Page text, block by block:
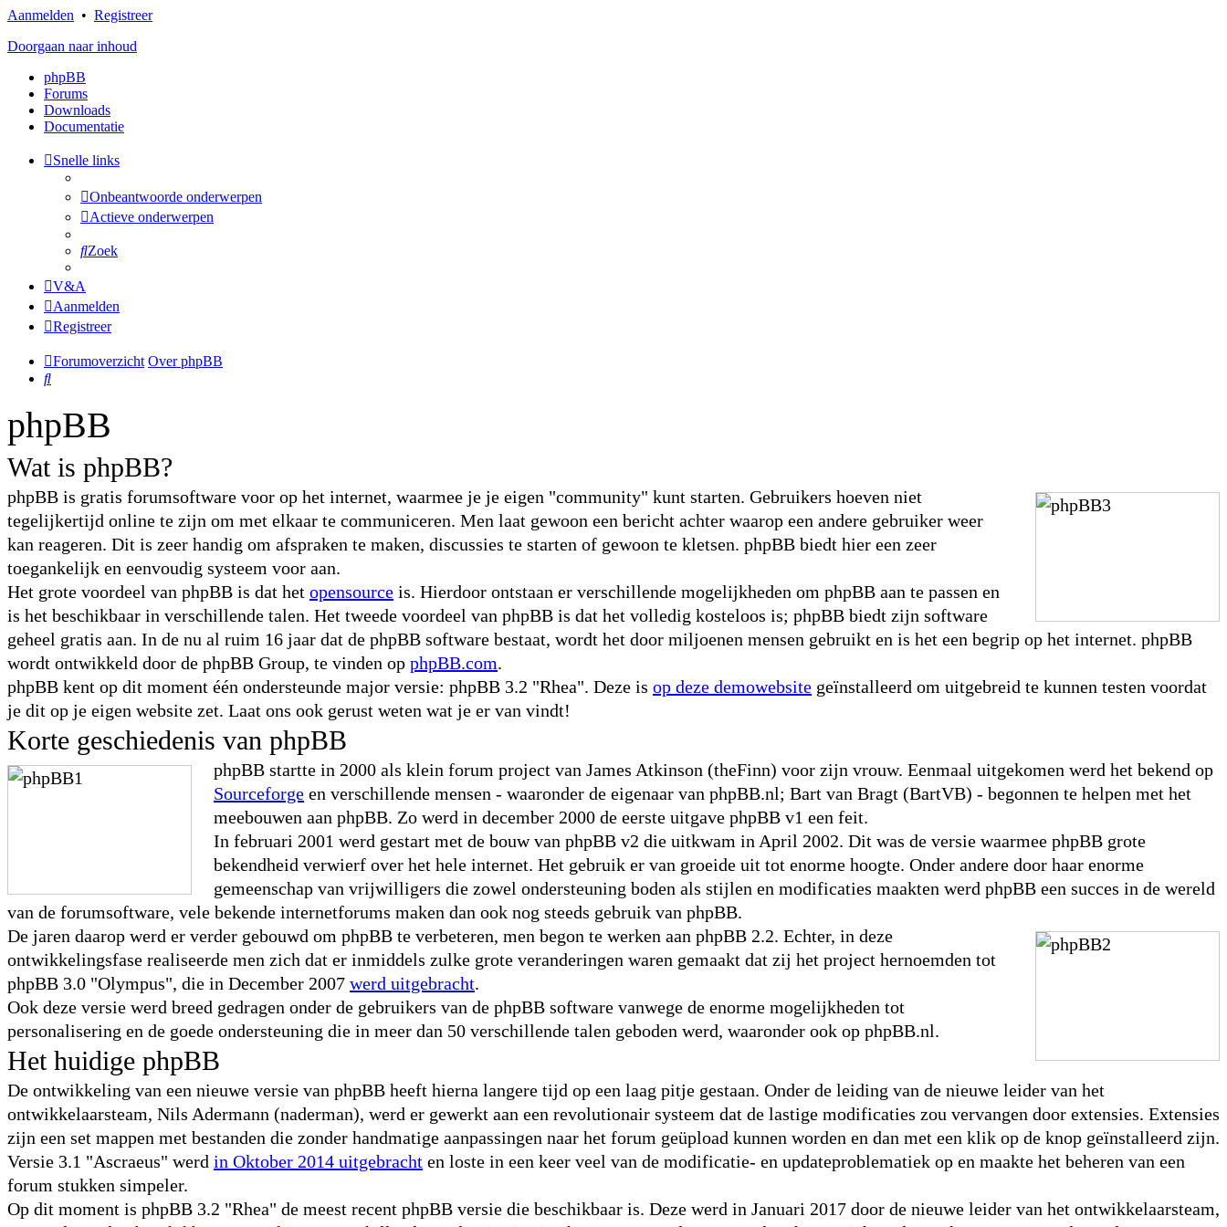
Aanmelden • Registreer
Doorgaan naar inhoud
phpBB
Forums
Downloads
Documentatie
Snelle links
Onbeantwoorde onderwerpen
Actieve onderwerpen
Zoek
V&A
Aanmelden
Registreer
Forumoverzicht Over phpBB
Zoek
phpBB
Wat is phpBB?
phpBB is gratis forumsoftware voor op het internet, waarmee je je eigen "community" kunt starten. Gebruikers hoeven niet
tegelijkertijd online te zijn om met elkaar te communiceren. Men laat gewoon een bericht achter waarop een andere gebruiker weer
kan reageren. Dit is zeer handig om afspraken te maken, discussies te starten of gewoon te kletsen. phpBB biedt hier een zeer
toegankelijk en eenvoudig systeem voor aan.
Het grote voordeel van phpBB is dat het opensource is. Hierdoor ontstaan er verschillende mogelijkheden om phpBB aan te passen en
is het beschikbaar in verschillende talen. Het tweede voordeel van phpBB is dat het volledig kosteloos is; phpBB biedt zijn software
geheel gratis aan. In de nu al ruim 16 jaar dat de phpBB software bestaat, wordt het door miljoenen mensen gebruikt en is het een begrip op het internet. phpBB
wordt ontwikkeld door de phpBB Group, te vinden op phpBB.com.
phpBB kent op dit moment één ondersteunde major versie: phpBB 3.2 "Rhea". Deze is op deze demowebsite geïnstalleerd om uitgebreid te kunnen testen voordat
je dit op je eigen website zet. Laat ons ook gerust weten wat je er van vindt!
Korte geschiedenis van phpBB
phpBB startte in 2000 als klein forum project van James Atkinson (theFinn) voor zijn vrouw. Eenmaal uitgekomen werd het bekend op
Sourceforge en verschillende mensen - waaronder de eigenaar van phpBB.nl; Bart van Bragt (BartVB) - begonnen te helpen met het
meebouwen aan phpBB. Zo werd in december 2000 de eerste uitgave phpBB v1 een feit.
In februari 2001 werd gestart met de bouw van phpBB v2 die uitkwam in April 2002. Dit was de versie waarmee phpBB grote
bekendheid verwierf over het hele internet. Het gebruik er van groeide uit tot enorme hoogte. Onder andere door haar enorme
gemeenschap van vrijwilligers die zowel ondersteuning boden als stijlen en modificaties maakten werd phpBB een succes in de wereld
van de forumsoftware, vele bekende internetforums maken dan ook nog steeds gebruik van phpBB.
De jaren daarop werd er verder gebouwd om phpBB te verbeteren, men begon te werken aan phpBB 2.2. Echter, in deze
ontwikkelingsfase realiseerde men zich dat er inmiddels zulke grote veranderingen waren gemaakt dat zij het project hernoemden tot
phpBB 3.0 "Olympus", die in December 2007 werd uitgebracht.
Ook deze versie werd breed gedragen onder de gebruikers van de phpBB software vanwege de enorme mogelijkheden tot
personalisering en de goede ondersteuning die in meer dan 50 verschillende talen geboden werd, waaronder ook op phpBB.nl.
Het huidige phpBB
De ontwikkeling van een nieuwe versie van phpBB heeft hierna langere tijd op een laag pitje gestaan. Onder de leiding van de nieuwe leider van het
ontwikkelaarsteam, Nils Adermann (naderman), werd er gewerkt aan een revolutionair systeem dat de lastige modificaties zou vervangen door extensies. Extensies
zijn een set mappen met bestanden die zonder handmatige aanpassingen naar het forum geüpload kunnen worden en dan met een klik op de knop geïnstalleerd zijn.
Versie 3.1 "Ascraeus" werd in Oktober 2014 uitgebracht en loste in een keer veel van de modificatie- en updateproblematiek op en maakte het beheren van een
forum stukken simpeler.
Op dit moment is phpBB 3.2 "Rhea" de meest recent phpBB versie die beschikbaar is. Deze werd in Januari 2017 door de nieuwe leider van het ontwikkelaarsteam,